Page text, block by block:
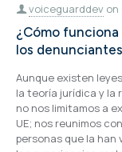
voiceguarddev on
¿Cómo
los
Aunque existen
la teoría jurídica y la
no nos limitamos a
UE; nos reunimos
personas que la han